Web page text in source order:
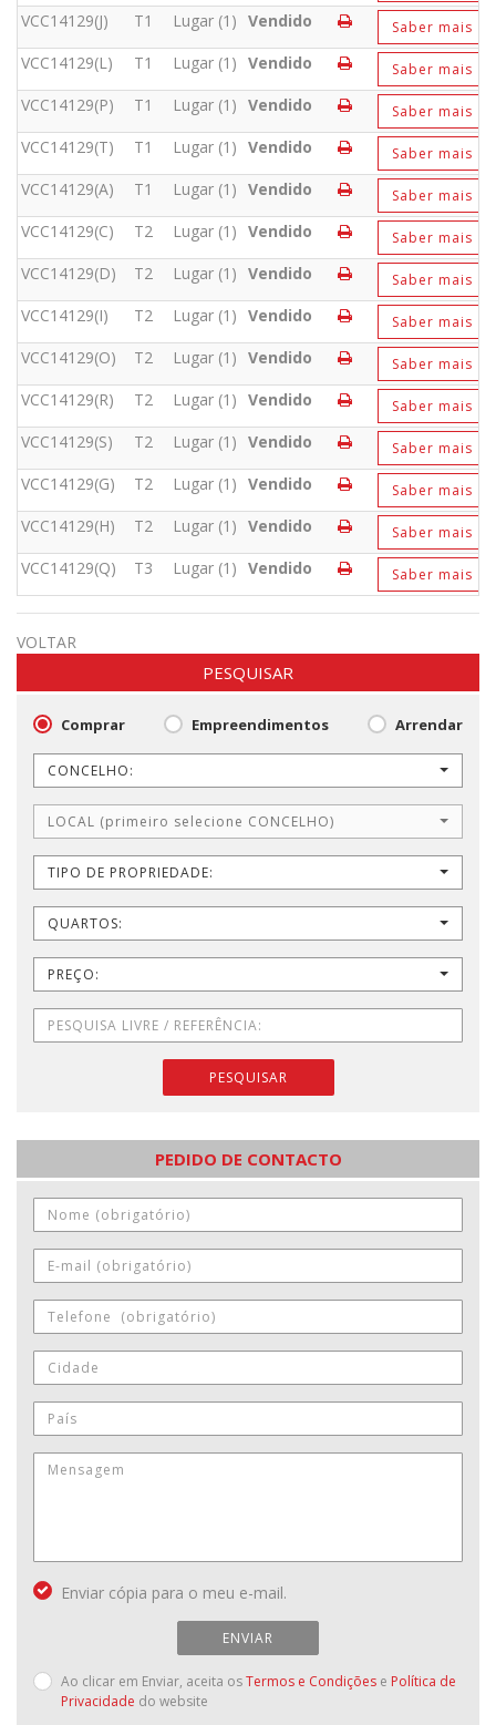
VCC14129(J) T1 Lugar (1) Vendido Saber mais
VCC14129(L) T1 Lugar (1) Vendido Saber mais
VCC14129(P) T1 Lugar (1) Vendido Saber mais
VCC14129(T) T1 Lugar (1) Vendido Saber mais
VCC14129(A) T1 Lugar (1) Vendido Saber mais
VCC14129(C) T2 Lugar (1) Vendido Saber mais
VCC14129(D) T2 Lugar (1) Vendido Saber mais
VCC14129(I) T2 Lugar (1) Vendido Saber mais
VCC14129(O) T2 Lugar (1) Vendido Saber mais
VCC14129(R) T2 Lugar (1) Vendido Saber mais
VCC14129(S) T2 Lugar (1) Vendido Saber mais
VCC14129(G) T2 Lugar (1) Vendido Saber mais
VCC14129(H) T2 Lugar (1) Vendido Saber mais
VCC14129(Q) T3 Lugar (1) Vendido Saber mais
VOLTAR
PESQUISAR
Comprar Empreendimentos Arrendar
CONCELHO:
LOCAL (primeiro selecione CONCELHO)
TIPO DE PROPRIEDADE:
QUARTOS:
PREÇO:
PESQUISAR
PEDIDO DE CONTACTO
Enviar cópia para o meu e-mail.
ENVIAR
Ao clicar em Enviar, aceita osTermos e Condições e Política de
Privacidade do website